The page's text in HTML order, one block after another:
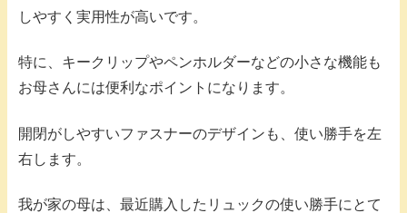
しやすく実用性が高いです。
特に、キークリップやペンホルダーなどの小さな機能も
お母さんには便利なポイントになります。
開閉がしやすいファスナーのデザインも、使い勝手を左
右します。
我が家の母は、最近購入したリュックの使い勝手にとて